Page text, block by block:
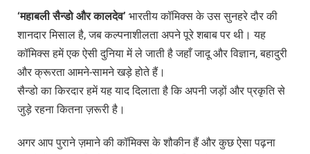
‘महाबलीसैन्डोऔरकालदेव’ भारतीय कॉमिक्स के उस सुनहरे दौर की
शानदार मिसाल है, जब कल्पनाशीलता अपने पूरे शबाब पर थी। यह
कॉमिक्स हमें एक ऐसी दुनिया में ले जाती है जहाँ जादू और विज्ञान, बहादुरी
और क्रूरता आमने-सामने खड़े होते हैं।
सैन्डो का किरदार हमें यह याद दिलाता है कि अपनी जड़ों और प्रकृति से
जुड़े रहना कितना ज़रूरी है।
अगर आप पुराने ज़माने की कॉमिक्स के शौकीन हैं और कुछ ऐसा पढ़ना